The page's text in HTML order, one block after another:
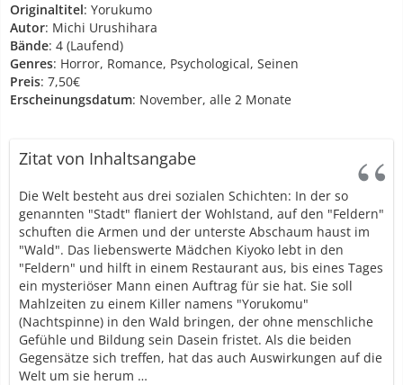
Originaltitel: Yorukumo
Autor: Michi Urushihara
Bände: 4 (Laufend)
Genres: Horror, Romance, Psychological, Seinen
Preis: 7,50€
Erscheinungsdatum: November, alle 2 Monate
Zitat von Inhaltsangabe
Die Welt besteht aus drei sozialen Schichten: In der so
genannten "Stadt" flaniert der Wohlstand, auf den "Feldern"
schuften die Armen und der unterste Abschaum haust im
"Wald". Das liebenswerte Mädchen Kiyoko lebt in den
"Feldern" und hilft in einem Restaurant aus, bis eines Tages
ein mysteriöser Mann einen Auftrag für sie hat. Sie soll
Mahlzeiten zu einem Killer namens "Yorukomu"
(Nachtspinne) in den Wald bringen, der ohne menschliche
Gefühle und Bildung sein Dasein fristet. Als die beiden
Gegensätze sich treffen, hat das auch Auswirkungen auf die
Welt um sie herum …